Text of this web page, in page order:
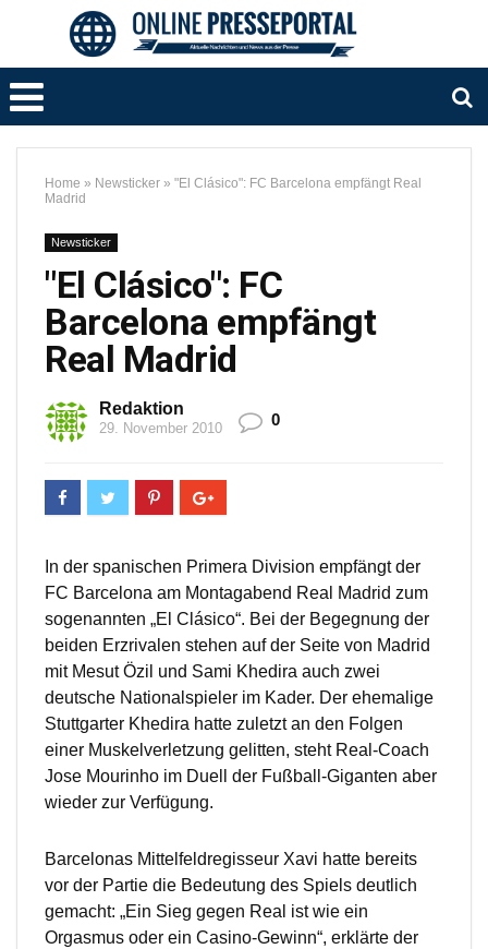
Home » Newsticker » "El Clásico": FC Barcelona empfängt Real
Madrid
Newsticker
"El Clásico": FC
Barcelona empfängt
Real Madrid
Redaktion
29. November 2010 0
In der spanischen Primera Division empfängt der
FC Barcelona am Montagabend Real Madrid zum
sogenannten „El Clásico“. Bei der Begegnung der
beiden Erzrivalen stehen auf der Seite von Madrid
mit Mesut Özil und Sami Khedira auch zwei
deutsche Nationalspieler im Kader. Der ehemalige
Stuttgarter Khedira hatte zuletzt an den Folgen
einer Muskelverletzung gelitten, steht Real-Coach
Jose Mourinho im Duell der Fußball-Giganten aber
wieder zur Verfügung.
Barcelonas Mittelfeldregisseur Xavi hatte bereits
vor der Partie die Bedeutung des Spiels deutlich
gemacht: „Ein Sieg gegen Real ist wie ein
Orgasmus oder ein Casino-Gewinn“, erklärte der